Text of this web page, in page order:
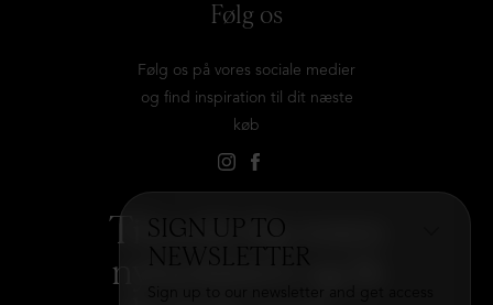
SIGN UP TO
Følg os
Følg os på vores sociale medier
og find inspiration til dit næste
køb
Tilmeld dig vores
nyhedsbrev og få